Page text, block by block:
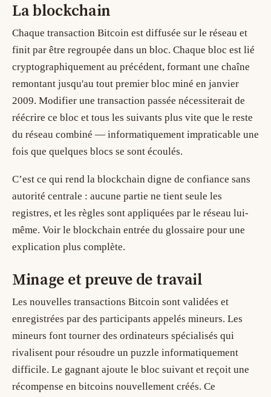
La blockchain
Chaque transaction Bitcoin est diffusée sur le réseau et
finit par être regroupée dans un bloc. Chaque bloc est lié
cryptographiquement au précédent, formant une chaîne
remontant jusqu'au tout premier bloc miné en janvier
2009. Modifier une transaction passée nécessiterait de
réécrire ce bloc et tous les suivants plus vite que le reste
du réseau combiné — informatiquement impraticable une
fois que quelques blocs se sont écoulés.
C’est ce qui rend la blockchain digne de confiance sans
autorité centrale : aucune partie ne tient seule les
registres, et les règles sont appliquées par le réseau lui-
même. Voir le blockchain entrée du glossaire pour une
explication plus complète.
Minage et preuve de travail
Les nouvelles transactions Bitcoin sont validées et
enregistrées par des participants appelés mineurs. Les
mineurs font tourner des ordinateurs spécialisés qui
rivalisent pour résoudre un puzzle informatiquement
difficile. Le gagnant ajoute le bloc suivant et reçoit une
récompense en bitcoins nouvellement créés. Ce